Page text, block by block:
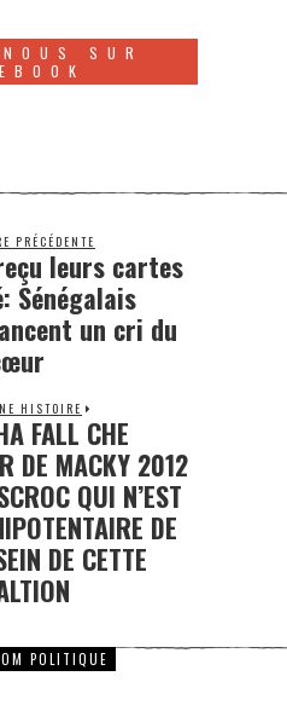
SUR
PRÉCÉDENTE
leurs cartes
Sénégalais
un cri du
HISTOIRE
FALL CHE
DE MACKY 2012
QUI N’EST
DE
DE CETTE
POLITIQUE